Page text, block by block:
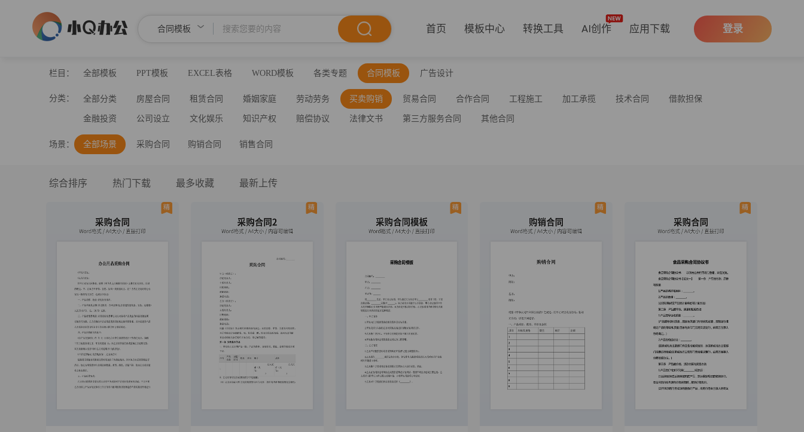
合同模板 首页 模板中心 转换工具 AI创作 应用下载 登录
栏目： 全部模板 PPT模板 EXCEL表格 WORD模板 各类专题 合同模板 广告设计
分类： 全部分类 房屋合同 租赁合同 婚姻家庭 劳动劳务 买卖购销 贸易合同 合作合同 工程施工 加工承揽 技术合同 借款担保
金融投资 公司设立 文化娱乐 知识产权 赔偿协议 法律文书 第三方服务合同 其他合同
场景： 全部场景 采购合同 购销合同 销售合同
综合排序 热门下载 最多收藏 最新上传